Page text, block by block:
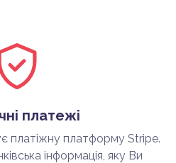
платежі
платіжну платформу Stripe.
інформація, яку Ви